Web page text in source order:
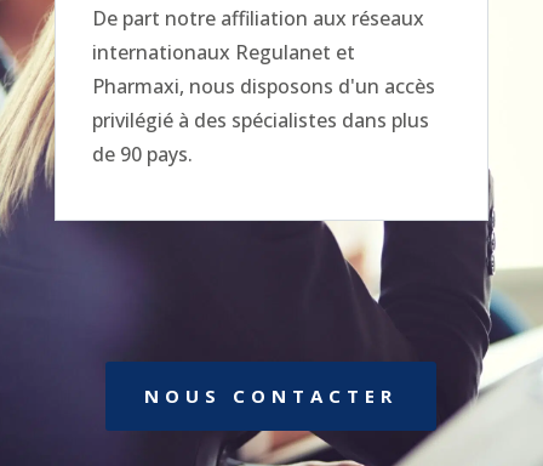
De part notre affiliation aux réseaux
internationaux Regulanet et
Pharmaxi, nous disposons d'un accès
privilégié à des spécialistes dans plus
de 90 pays.
NOUS CONTACTER